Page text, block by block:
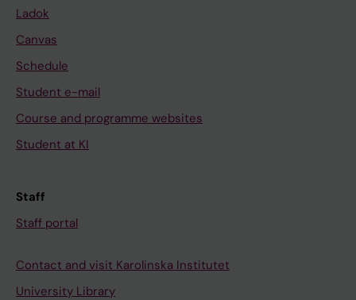
Ladok
Canvas
Schedule
Student e-mail
Course and programme websites
Student at KI
Staff
Staff portal
Contact and visit Karolinska Institutet
University Library